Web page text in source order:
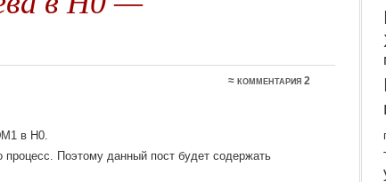
≈комментария 2
в H0.
Поэтому данный пост будет содержать